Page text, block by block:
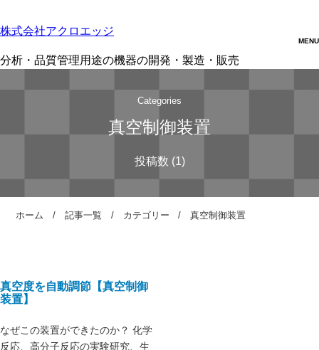
株式会社アクロエッジ
分析・品質管理用途の機器の開発・製造・販売
Categories
真空制御装置
ホーム 記事一覧 カテゴリー 真空制御装置
真空度を自動調節【真空制御
装置】
なぜこの装置ができたのか？ 化学
反応、高分子反応の実験研究、生